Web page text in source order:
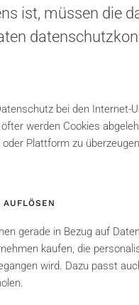
ist, müssen die
bei den
werden Cookies
Plattform zu
AUFLÖSEN
gerade in Bezug auf
kaufen, die
wird. Dazu passt